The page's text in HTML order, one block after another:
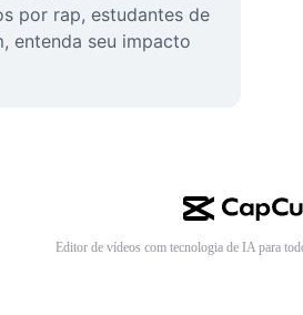
por rap, estudantes de
entenda seu impacto
Editor de vídeos com tecnologia de IA para